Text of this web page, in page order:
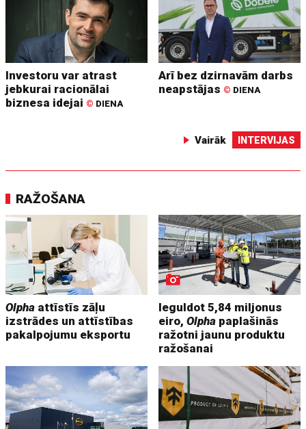
Investoru var atrast
jebkurai racionālai
biznesa idejai © DIENA
Arī bez dzirnavām darbs
neapstājas © DIENA
Vairāk INTERVIJAS
RAŽOŠANA
Olpha attīstīs zāļu
izstrādes un attīstības
pakalpojumu eksportu
Ieguldot 5,84 miljonus
eiro,Olpha paplašinās
ražotni jaunu produktu
ražošanai